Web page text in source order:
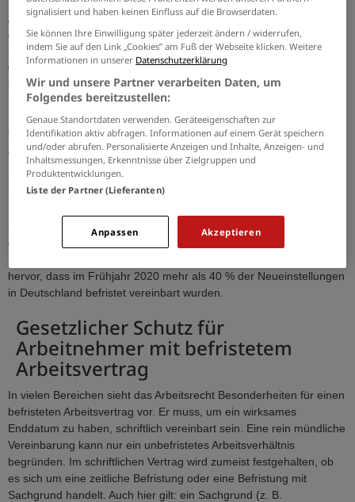
Arbeitgeber. Mitarbeitende können über einen längeren Zeitraum
erprobt werden, und man kann flexibel auf die Auftragslage
reagieren. Gerade für Start-ups gilt: Wer sein Staffing aufstocken
will, ohne sicher zu sein, ob sich die Auftragslage positiv entwickelt,
kann das mit Befristungen unproblematisch realisieren.
Betriebsbedingte Kündigungen und damit verbundene
Kündigungsschutzklagen lassen sich mit Befristungen vermeiden.
Trotzdem: ein befristeter Arbeitsplatz ist wesentlich unattraktiver als
ein unbefristeter, und nicht nur in Mangelberufen sollte man als
Unternehmen den Personalbedarf sorgfältig planen, anstatt
befristete Verträge abzuschließen.
über 25 befristet beschäftigt. Die Pandemiesituation macht es nicht
einfacher: aus einer Studie des Wirtschafts- und
hervor, dass im Frühjahr 2020 mehr als 40 % der Neueinstellungen
in Deutschland befristet vereinbart wurden.
Gesetzlicher Schutz für
Arbeitnehmer mit befristetem
Arbeitsvertrag
In vielen Bereichen sieht das Arbeitsrecht Besonderheiten für einen
befristeten Arbeitsvertrag vor. Er muss, um ein wirksames
Enddatum zu haben, schriftlich vereinbart sein. Eine rein mündliche
Vereinbarung kann nur ein unbefristetes Arbeitsverhältnis
begründen. Im schriftlichen Vertrag wird zumeist festgehalten, ob
es sich um eine zeitliche Befristung oder eine Befristung mit
Sachgrund handelt. Auch hier gilt: ein Sachgrund (z. B.
signalisiert und haben keinen Einfluss auf die Browserdaten.
Sie können Ihre Einwilligung später jederzeit ändern / widerrufen,
indem Sie auf den Link „Cookies” am Fuß der Webseite klicken. Weitere
Informationen in unserer Datenschutzerklärung
Wir und unsere Partner verarbeiten Daten, um
Folgendes bereitzustellen:
Genaue Standortdaten verwenden. Geräteeigenschaften zur
Identifikation aktiv abfragen. Informationen auf einem Gerät speichern
und/oder abrufen. Personalisierte Anzeigen und Inhalte, Anzeigen- und
Inhaltsmessungen, Erkenntnisse über Zielgruppen und
Produktentwicklungen.
Liste der Partner (Lieferanten)
Akzeptieren
Anpassen